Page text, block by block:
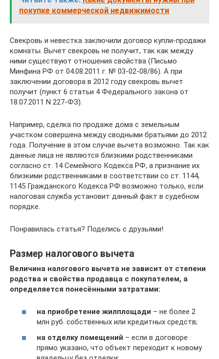
покупке коммерческой недвижимости
Свекровь и невестка заключили договор купли-продажи
комнаты. Вычет свекровь не получит, так как между
ними существуют отношения свойства (Письмо
Минфина РФ от 04.08.2011 г. № 03-02-08/86). А при
заключении договора в 2012 году свекровь вычет
получит (пункт 6 статьи 4 Федерального закона от
18.07.2011 N 227-ФЗ).
Например, сделка по продаже дома с земельным
участком совершена между сводными братьями до 2012
года. Получение в этом случае вычета возможно. Так как
данные лица не являются близкими родственниками
согласно ст. 14 Семейного Кодекса РФ, а признание их
близкими родственниками в соответствии со ст. 1144,
1145 Гражданского Кодекса РФ возможно только, если
налоговая служба установит данный факт в судебном
порядке.
Понравилась статья? Поделись с друзьями!
Размер налогового вычета
Величина налогового вычета не зависит от степени
родства и свойства продавца с покупателем, а
определяется понесёнными затратами:
на приобретение жилплощади – не более 2
млн руб. собственных или кредитных средств;
на отделку помещений – если в договоре
прямо указано, что объект переходит к новому